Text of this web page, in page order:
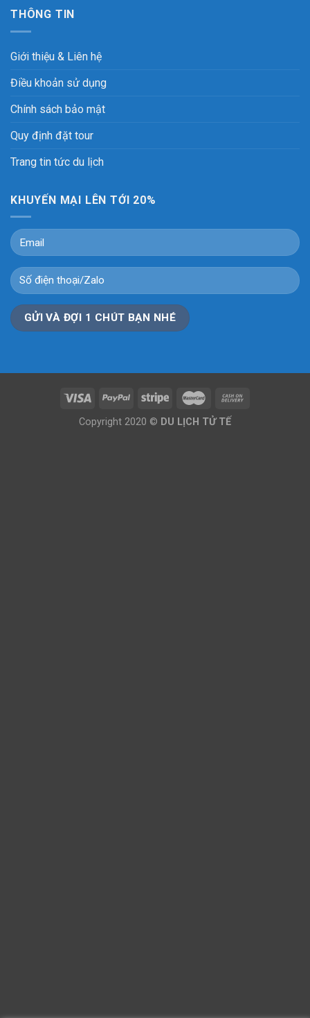
THÔNG TIN
Giới thiệu & Liên hệ
Điều khoản sử dụng
Chính sách bảo mật
Quy định đặt tour
Trang tin tức du lịch
KHUYẾN MẠI LÊN TỚI 20%
Copyright 2020 © DU LỊCH TỬ TẾ